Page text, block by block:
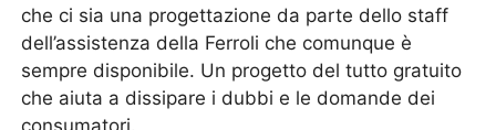
che ci sia una progettazione da parte dello staff
dell’assistenza della Ferroli che comunque è
sempre disponibile. Un progetto del tutto gratuito
che aiuta a dissipare i dubbi e le domande dei
consumatori.